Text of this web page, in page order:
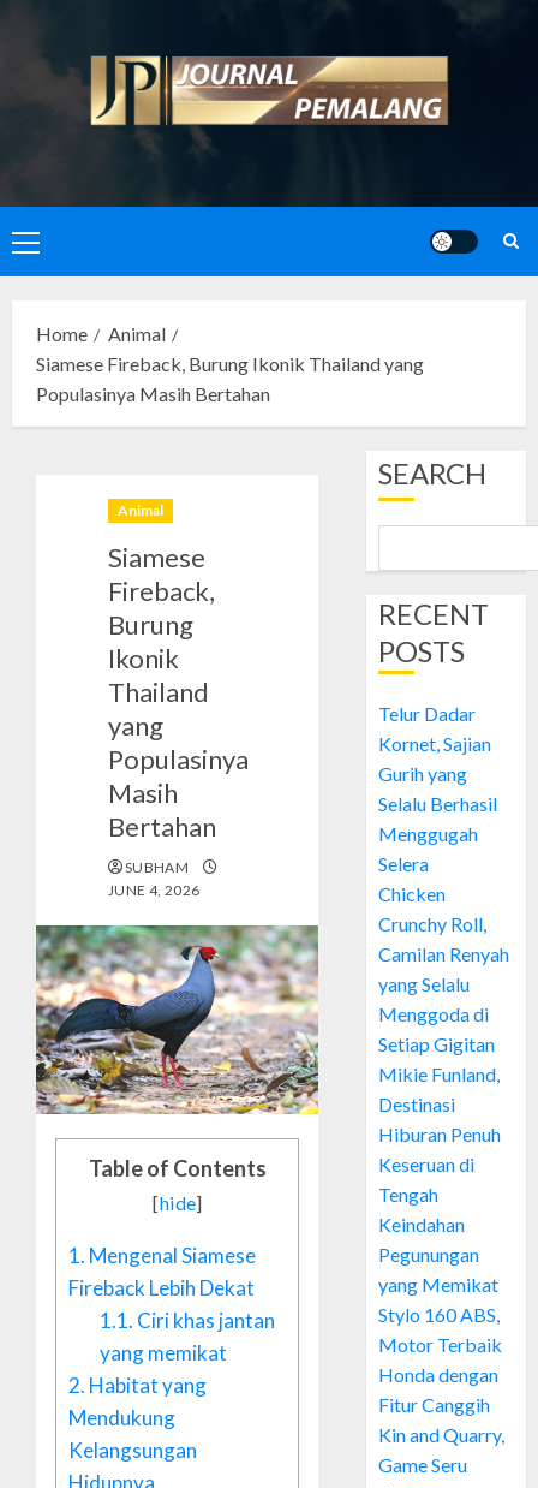
content
Primary
Menu
Home
Animal
Siamese Fireback, Burung Ikonik Thailand yang
Populasinya Masih Bertahan
Animal
Siamese
Fireback,
Burung
Ikonik
Thailand
yang
Populasinya
Masih
Bertahan
SUBHAM
JUNE 4, 2026
Table of Contents
[hide]
1. Mengenal Siamese
Fireback Lebih Dekat
1.1. Ciri khas jantan
yang memikat
2. Habitat yang
Mendukung
Kelangsungan
Hidupnya
SEARCH
RECENT
POSTS
Telur Dadar
Kornet, Sajian
Gurih yang
Selalu Berhasil
Menggugah
Selera
Chicken
Crunchy Roll,
Camilan Renyah
yang Selalu
Menggoda di
Setiap Gigitan
Mikie Funland,
Destinasi
Hiburan Penuh
Keseruan di
Tengah
Keindahan
Pegunungan
yang Memikat
Stylo 160 ABS,
Motor Terbaik
Honda dengan
Fitur Canggih
Kin and Quarry,
Game Seru